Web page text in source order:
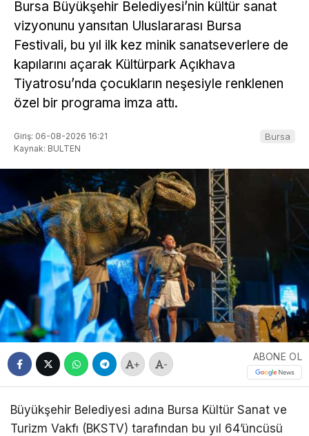
Bursa Büyükşehir Belediyesi’nin kültür sanat
vizyonunu yansıtan Uluslararası Bursa
Festivali, bu yıl ilk kez minik sanatseverlere de
kapılarını açarak Kültürpark Açıkhava
Tiyatrosu’nda çocukların neşesiyle renklenen
özel bir programa imza attı.
Giriş: 06-08-2026 16:21
Kaynak: BULTEN
Bursa
+ -
ABONE OL
Büyükşehir Belediyesi adına Bursa Kültür Sanat ve
Turizm Vakfı (BKSTV) tarafından bu yıl 64’üncüsü